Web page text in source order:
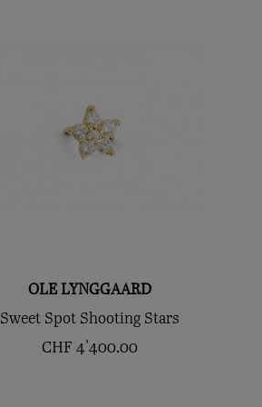
OLE LYNGGAARD
Sweet Spot Shooting Stars
CHF 4'400.00